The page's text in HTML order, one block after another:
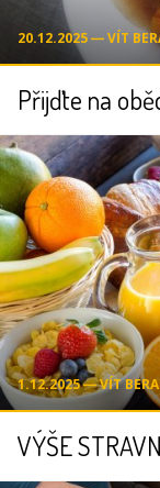
20.12.2025 ― VÍT
Přijďte na
1.12.2025 ― VÍT
VÝŠE